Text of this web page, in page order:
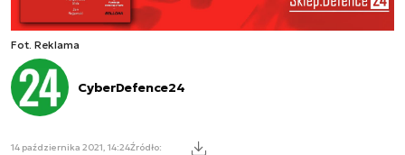
Fot. Reklama
CyberDefence24
14 października 2021, 14:24Źródło: